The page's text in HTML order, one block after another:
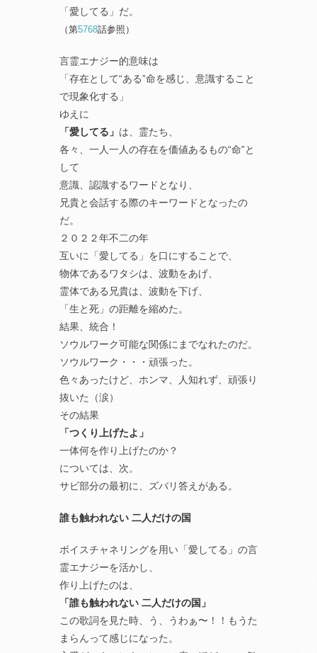
「愛してる」だ。
（第5768話参照）
言霊エナジー的意味は
「存在として“ある”命を感じ、意識すること
で現象化する」
ゆえに
「愛してる」 は、霊たち、
各々、一人一人の存在を価値あるもの“命”と
して
意識、認識するワードとなり、
兄貴と会話する際のキーワードとなったの
だ。
２０２２年不二の年
互いに「愛してる」を口にすることで、
物体であるワタシは、波動をあげ、
霊体である兄貴は、波動を下げ、
「生と死」の距離を縮めた。
結果、統合！
ソウルワーク可能な関係にまでなれたのだ。
ソウルワーク・・・頑張った。
色々あったけど、ホンマ、人知れず、頑張り
抜いた（涙）
その結果
「つくり上げたよ」
一体何を作り上げたのか？
については、次。
サビ部分の最初に、ズバリ答えがある。
誰も触われない 二人だけの国
ボイスチャネリングを用い「愛してる」の言
霊エナジーを活かし、
作り上げたのは、
「誰も触われない 二人だけの国」
この歌詞を見た時、う、うわぁ〜！！もうた
まらんって感じになった。